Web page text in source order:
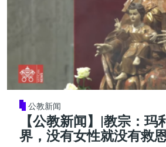
公教新闻
【公教新闻】|教宗：玛
界，没有女性就没有救